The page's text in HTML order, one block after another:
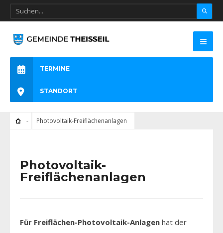
TERMINE
STANDORT
Photovoltaik-Freiflächenanlagen
Photovoltaik-
Freiflächenanlagen
Für Freiflächen-Photovoltaik-Anlagen hat der